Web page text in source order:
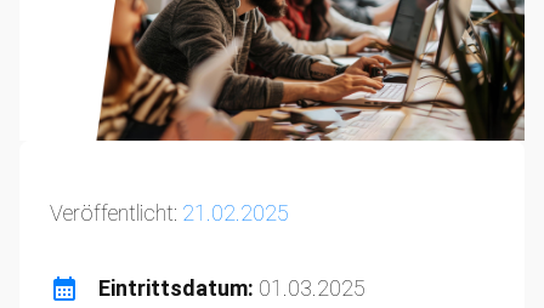
Veröffentlicht: 21.02.2025
Eintrittsdatum: 01.03.2025